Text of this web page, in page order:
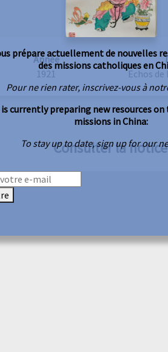
Année
1921
Echos de
Consulter la notice
prépare actuellement de nouvelles
des missions catholiques en
Pour ne rien rater, inscrivez-vous à
is currently preparing new resources
missions in China:
To stay up to date, sign up for our